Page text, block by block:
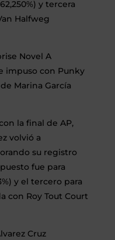
y tercera
Halfweg
Novel A
impuso con Punky
Marina García
la final de AP,
volvió a
su registro
fue para
y el tercero para
con Roy Tout Court
Cruz